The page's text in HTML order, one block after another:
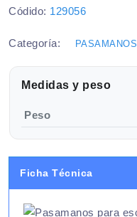
Códido: 129056
Categoría: PASAMANOS
Medidas y peso
Peso
Ficha Técnica